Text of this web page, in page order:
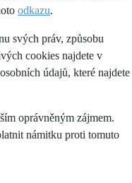
odkazu.
svých práv, způsobu
cookies najdete v
údajů, které najdete
oprávněným zájmem.
námitku proti tomuto